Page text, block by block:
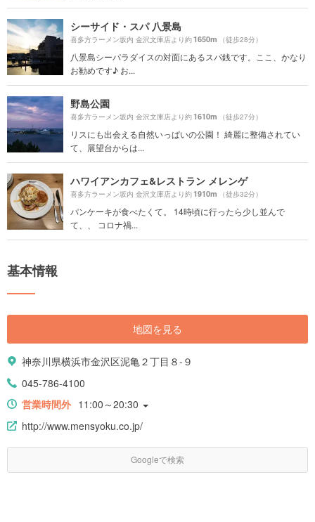
シーサイド・スパ 八景島
喜多方ラーメン坂内 金沢文庫店より約1650m （徒歩28分）
八景島シーパラダイスの対面にあるスパ銭です。ここ、かなり
お勧めです♪ お...
野島公園
喜多方ラーメン坂内 金沢文庫店より約1610m （徒歩27分）
リスにも出会える自然いっぱいの公園！ 綺麗に整備されてい
て、展望台からは...
ハワイアンカフェ&レストラン メレンゲ
喜多方ラーメン坂内 金沢文庫店より約1910m （徒歩32分）
パンケーキが食べたくて。 14時頃に行ったら少し並んで
て、、 コロナ禍...
基本情報
地図を見る
神奈川県横浜市金沢区泥亀２丁目８-９
045-786-4100
営業時間外 11:00～20:30
http://www.mensyoku.co.jp/
Googleで検索